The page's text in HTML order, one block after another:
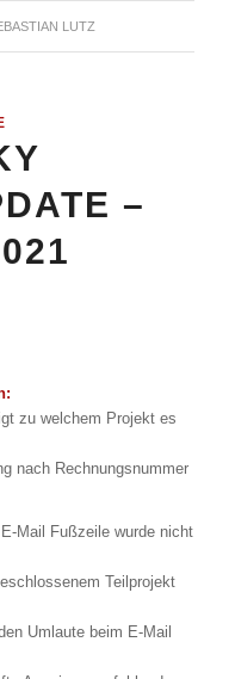
LUTZ
–
zu welchem Projekt es
nach Rechnungsnummer
Mail Fußzeile wurde nicht
Teilprojekt
Umlaute beim E-Mail